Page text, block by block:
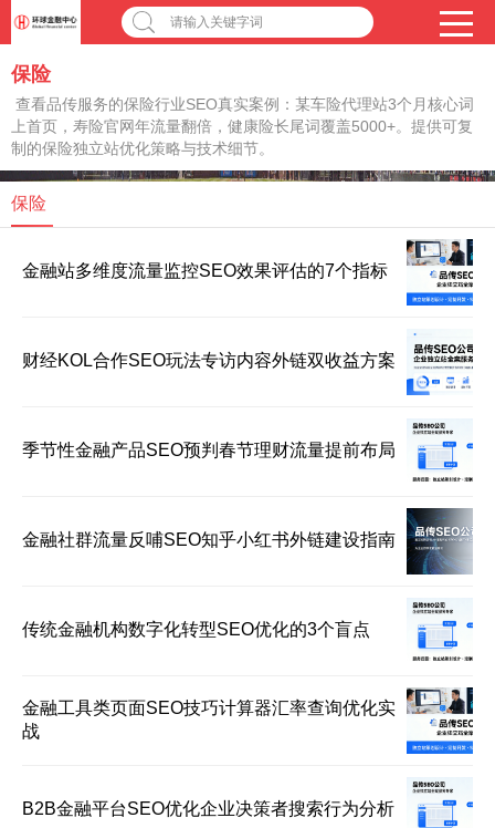
请输入关键字词
保险
查看品传服务的保险行业SEO真实案例：某车险代理站3个月核心词
上首页，寿险官网年流量翻倍，健康险长尾词覆盖5000+。提供可复
制的保险独立站优化策略与技术细节。
保险
金融站多维度流量监控SEO效果评估的7个指标
财经KOL合作SEO玩法专访内容外链双收益方案
季节性金融产品SEO预判春节理财流量提前布局
金融社群流量反哺SEO知乎小红书外链建设指南
传统金融机构数字化转型SEO优化的3个盲点
金融工具类页面SEO技巧计算器汇率查询优化实
战
B2B金融平台SEO优化企业决策者搜索行为分析